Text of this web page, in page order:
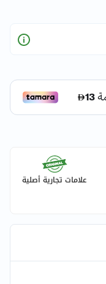
علامات تجارية أصلية